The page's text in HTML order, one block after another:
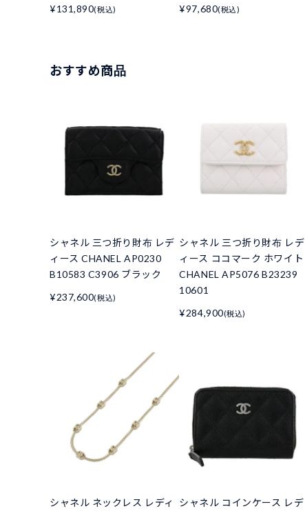
¥131,890(税込)
¥97,680(税込)
おすすめ商品
シャネル 三つ折り財布 レデ
ィース CHANEL AP0230
B10583 C3906 ブラック
¥237,600(税込)
シャネル 三つ折り財布 レデ
ィース ココマーク ホワイト
CHANEL AP5076 B23239
10601
¥284,900(税込)
シャネル ネックレス レディ
シャネル コインケース レデ